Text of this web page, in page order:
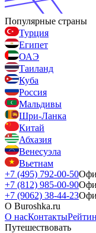
Популярные страны
Турция
Египет
ОАЭ
Таиланд
Куба
Россия
Мальдивы
Шри-Ланка
Китай
Абхазия
Венесуэла
Вьетнам
+7 (495) 792-00-50
+7 (812) 985-00-90
+7 (9062) 38-44-23
О Buroshka.ru
О насКонтакты
Путешествовать